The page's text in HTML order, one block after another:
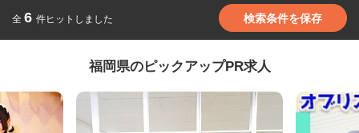
全 6 件ヒットしました 検索条件を保存
福岡県のピックアップPR求人